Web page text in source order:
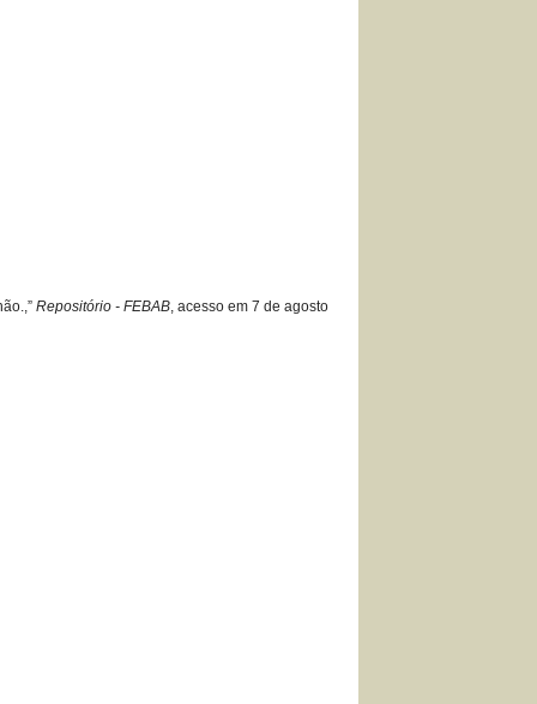
Repositório - FEBAB, acesso em 7 de agosto